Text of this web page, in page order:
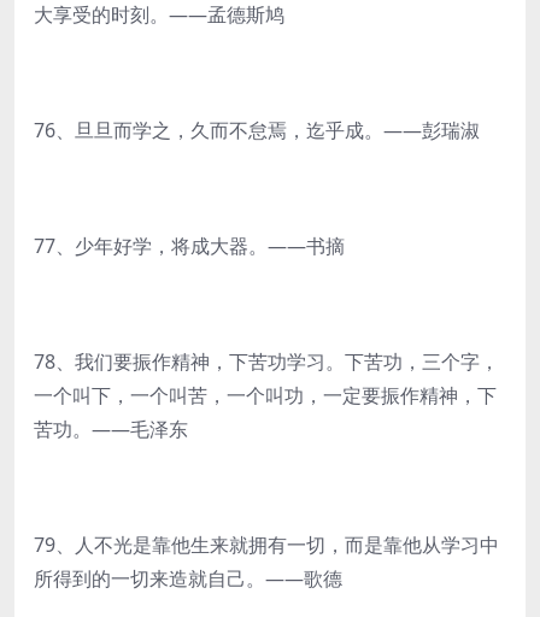
大享受的时刻。——孟德斯鸠
76、旦旦而学之，久而不怠焉，迄乎成。——彭瑞淑
77、少年好学，将成大器。——书摘
78、我们要振作精神，下苦功学习。下苦功，三个字，
一个叫下，一个叫苦，一个叫功，一定要振作精神，下
苦功。——毛泽东
79、人不光是靠他生来就拥有一切，而是靠他从学习中
所得到的一切来造就自己。——歌德